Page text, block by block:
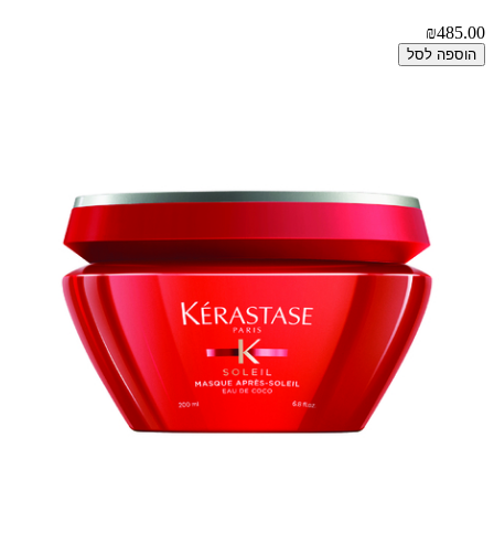
₪485.00
הוספה לסל